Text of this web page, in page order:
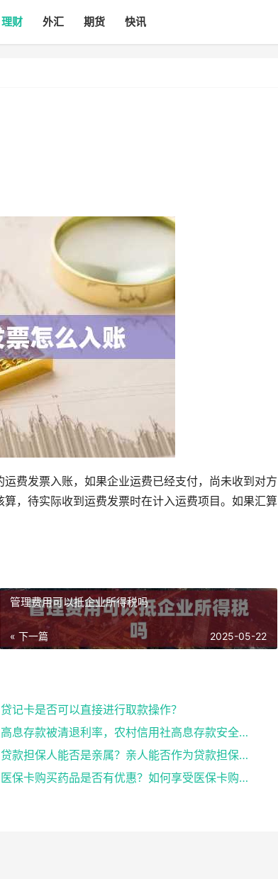
理财 外汇 期货 快讯
费发票入账，如果企业运费已经支付，尚未收到对方
，待实际收到运费发票时在计入运费项目。如果汇算
管理费用可以抵企业所得税吗
« 下一篇 2025-05-22
贷记卡是否可以直接进行取款操作？
高息存款被清退利率，农村信用社高息存款安全吗
贷款担保人能否是亲属？亲人能否作为贷款担保人？
医保卡购买药品是否有优惠？如何享受医保卡购药优惠？